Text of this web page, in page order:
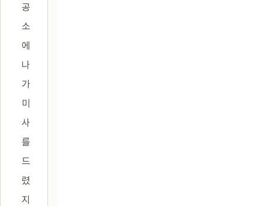
공
소
에
나
가
미
사
를
드
렸
지